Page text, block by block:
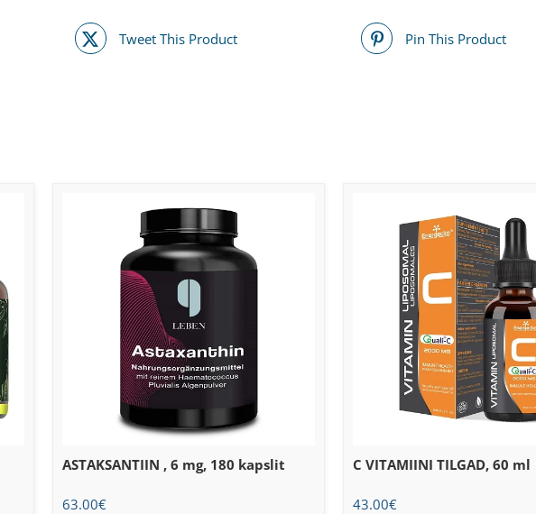
Tweet This Product Pin This Product
ASTAKSANTIIN , 6 mg, 180 kapslit
63.00€
C VITAMIINI TILGAD, 60 ml
43.00€